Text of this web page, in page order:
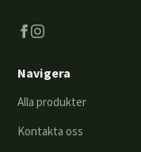
Navigera
Alla produkter
Kontakta oss